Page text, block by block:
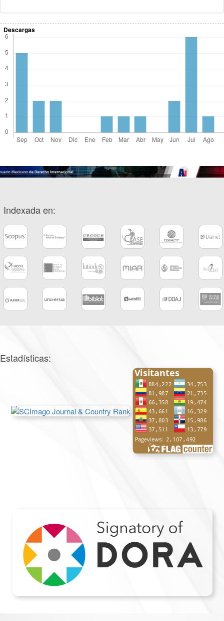
Descargas
Indexada en:
Estadísticas: